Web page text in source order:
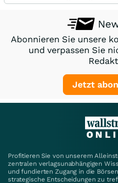
Abonnieren Sie unsere
und verpassen Sie
Jetzt
Profitieren Sie von unserem
zentralen verlagsunabhängigen
und fundierten Zugang in die
strategische Entscheidungen zu